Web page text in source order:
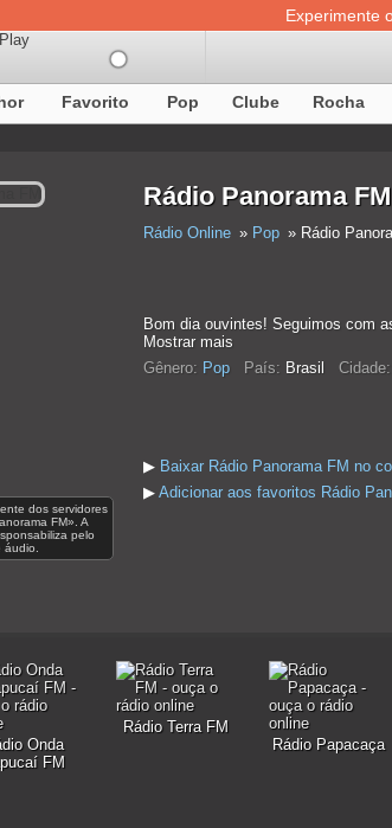
Experimente
Favorito Pop Clube Rocha
dos servidores
FM». A
pelo
Rádio Panorama FM
Rádio Online Pop Rádio
Bom dia ouvintes! Seguimos com
Mostrar mais
Gênero: Pop País: Brasil Cidade:
▶ Baixar Rádio Panorama FM no
▶ Adicionar aos favoritos Rádio
Onda
FM
Rádio Terra FM
Rádio Papacaça